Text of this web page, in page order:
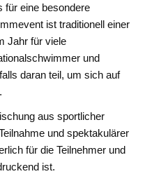
für eine besondere
ist traditionell einer
Jahr für viele
und
daran teil, um sich auf
aus sportlicher
und spektakulärer
für die Teilnehmer und
ist.